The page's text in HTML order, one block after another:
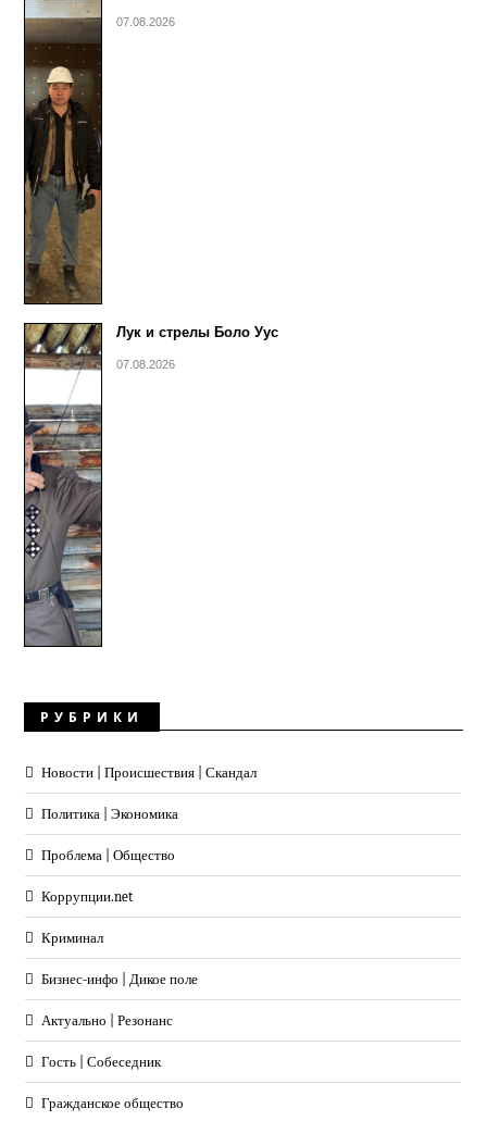
07.08.2026
Лук и стрелы Боло Уус
07.08.2026
РУБРИКИ
Новости | Происшествия | Скандал
Политика | Экономика
Проблема | Общество
Коррупции.net
Криминал
Бизнес-инфо | Дикое поле
Актуально | Резонанс
Гость | Собеседник
Гражданское общество